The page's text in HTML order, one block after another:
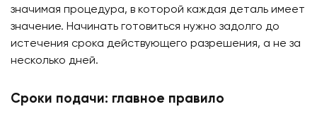
значимая процедура, в которой каждая деталь имеет
значение. Начинать готовиться нужно задолго до
истечения срока действующего разрешения, а не за
несколько дней.
Сроки подачи: главное правило